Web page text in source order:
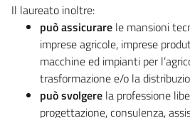
Il laureato inoltre:
può assicurare le mansioni
imprese agricole, imprese
macchine ed impianti per
trasformazione e/o la
può svolgere la professione
progettazione, consulenza,